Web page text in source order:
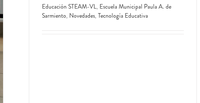
Educación STEAM-VL, Escuela Municipal Paula A. de
Sarmiento, Novedades, Tecnología Educativa